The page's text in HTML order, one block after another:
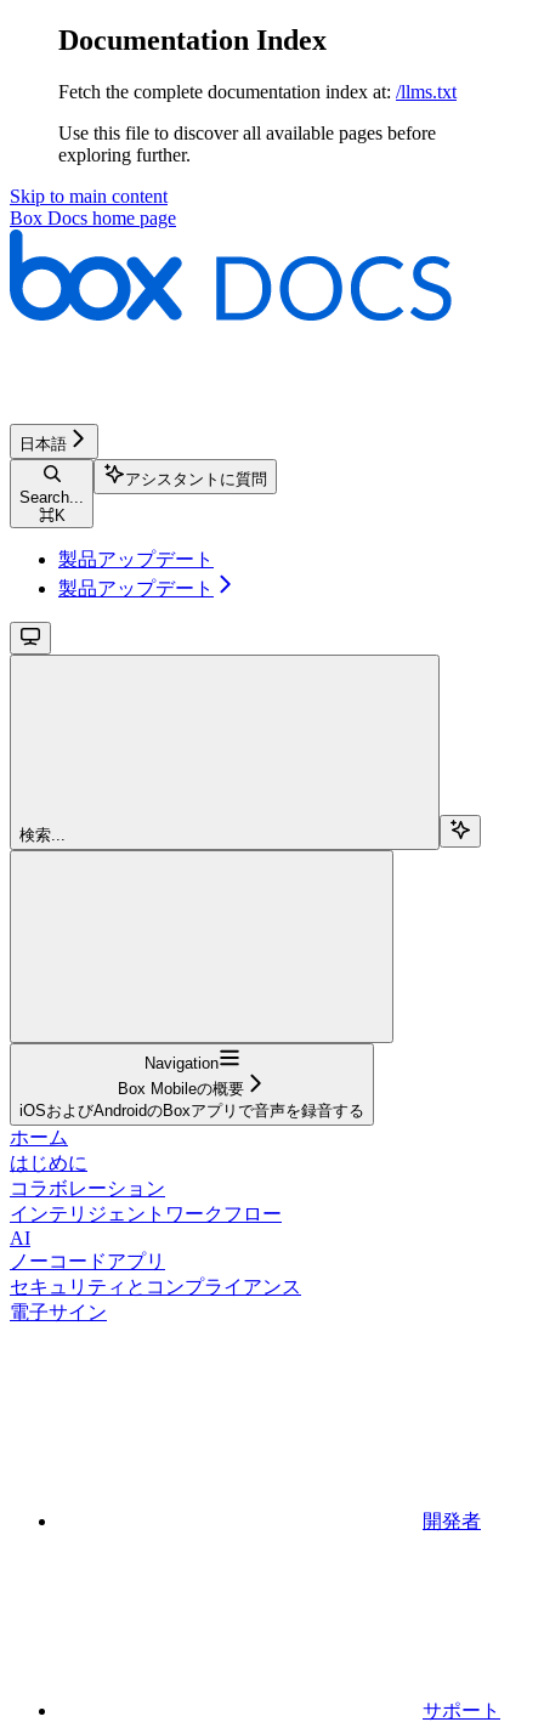
Documentation Index
Fetch the complete documentation index at: /llms.txt
Use this file to discover all available pages before
exploring further.
Skip to main content
Box Docs home page
日本語
Search...
⌘K
アシスタントに質問
製品アップデート
製品アップデート
検索...
Navigation
Box Mobileの概要
iOSおよびAndroidのBoxアプリで音声を録音する
ホーム
はじめに
コラボレーション
インテリジェントワークフロー
AI
ノーコードアプリ
セキュリティとコンプライアンス
電子サイン
開発者
サポート